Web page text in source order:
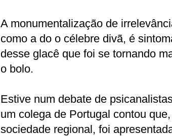
A monumentalização de
como a do o célebre divã, é
desse glacê que foi se tornando
o bolo.
Estive num debate de
um colega de Portugal contou
sociedade regional, foi